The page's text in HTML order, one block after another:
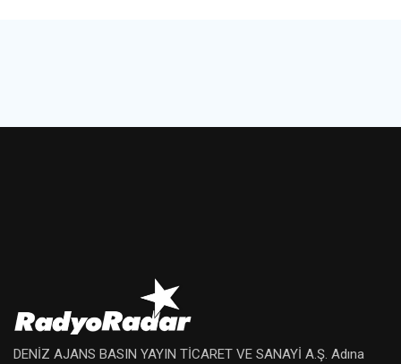
DENİZ AJANS BASIN YAYIN TİCARET VE SANAYİ A.Ş. Adına